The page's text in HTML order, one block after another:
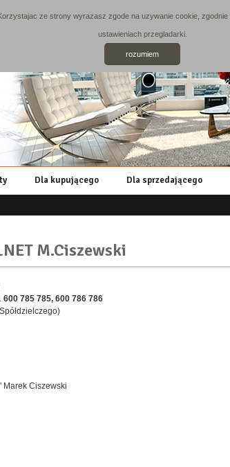
Dla kupującego Dla sprzedającego
M.Ciszewski
600 785 785, 600 786 786
Marek Ciszewski
ze strony wyrazasz zgode na uzywanie cookie,
ustawieniach przegladarki.
rozumiem